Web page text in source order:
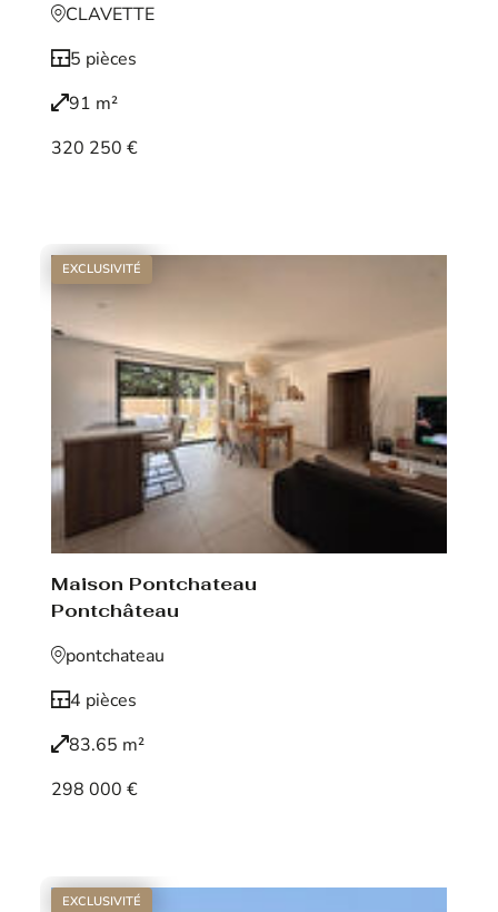
CLAVETTE
5 pièces
91 m²
320 250 €
EXCLUSIVITÉ
Maison Pontchateau
Pontchâteau
pontchateau
4 pièces
83.65 m²
298 000 €
EXCLUSIVITÉ